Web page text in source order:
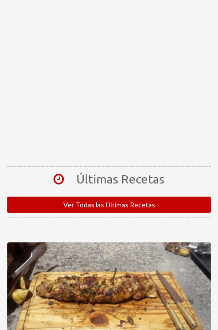
Últimas Recetas
Ver Todas las Últimas Recetas